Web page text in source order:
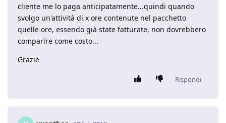
cliente me lo paga anticipatamente...quindi quando
svolgo un'attività di x ore contenute nel pacchetto
quelle ore, essendo già state fatturate, non dovrebbero
comparire come costo...
Grazie
Rispondi